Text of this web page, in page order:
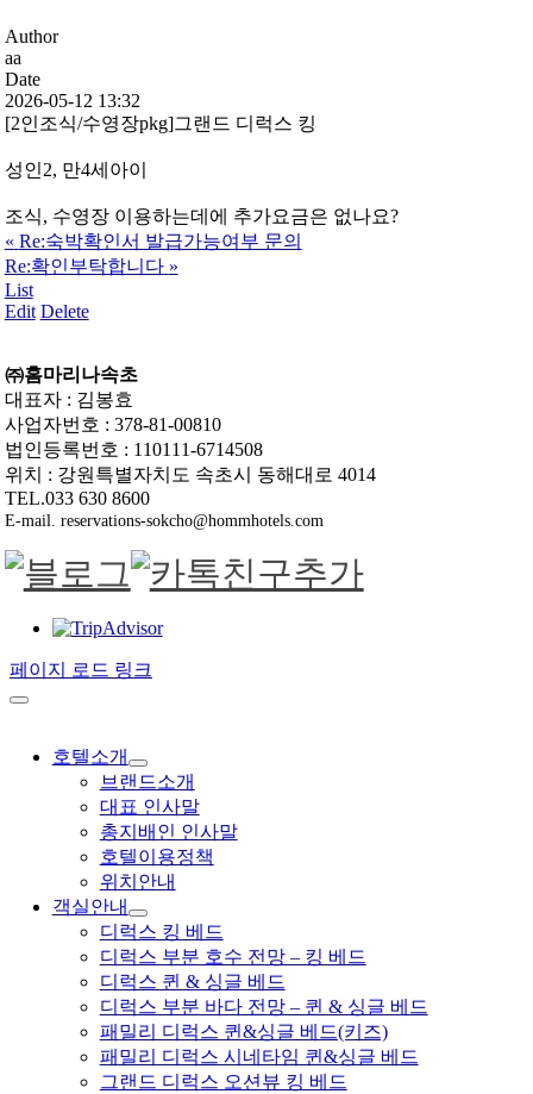
Author
aa
Date
2026-05-12 13:32
[2인조식/수영장pkg]그랜드 디럭스 킹
성인2, 만4세아이
조식, 수영장 이용하는데에 추가요금은 없나요?
« Re:숙박확인서 발급가능여부 문의
Re:확인부탁합니다 »
List
Edit Delete
㈜홈마리나속초
대표자 : 김봉효
사업자번호 : 378-81-00810
법인등록번호 : 110111-6714508
위치 : 강원특별자치도 속초시 동해대로 4014
TEL.033 630 8600
E-mail. reservations-sokcho@hommhotels.com
페이지 로드 링크
호텔소개
브랜드소개
대표 인사말
총지배인 인사말
호텔이용정책
위치안내
객실안내
디럭스 킹 베드
디럭스 부분 호수 전망 – 킹 베드
디럭스 퀸 & 싱글 베드
디럭스 부분 바다 전망 – 퀸 & 싱글 베드
패밀리 디럭스 퀸&싱글 베드(키즈)
패밀리 디럭스 시네타임 퀸&싱글 베드
그랜드 디럭스 오션뷰 킹 베드